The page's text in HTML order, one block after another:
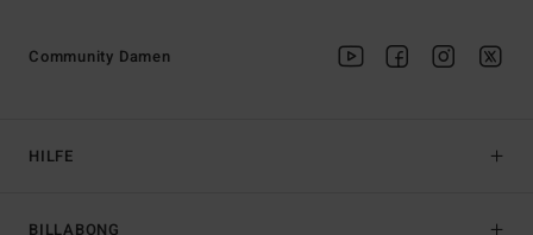
HILFE
BILLABONG
Community Damen